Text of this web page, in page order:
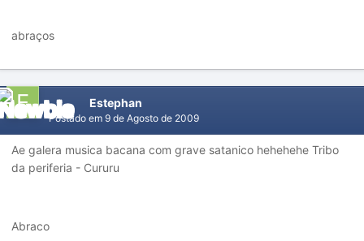
abraços
Estephan
Postado em 9 de Agosto de 2009
Ae galera musica bacana com grave satanico hehehehe Tribo
da periferia - Cururu
Abraco